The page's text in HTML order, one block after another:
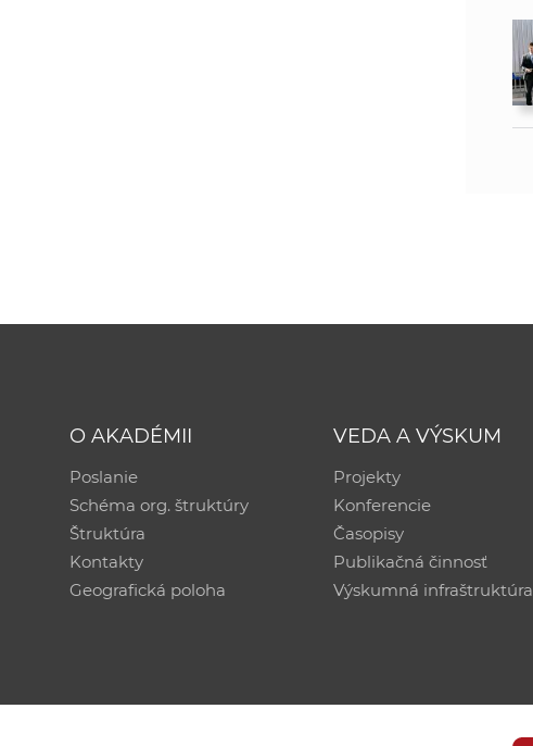
O AKADÉMII
Poslanie
Schéma org. štruktúry
Štruktúra
Kontakty
Geografická poloha
VEDA A VÝSKUM
Projekty
Konferencie
Časopisy
Publikačná činnosť
Výskumná infraštruktúra